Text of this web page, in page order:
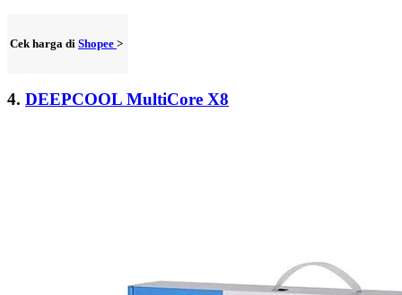
Cek harga di Shopee >
4. DEEPCOOL MultiCore X8